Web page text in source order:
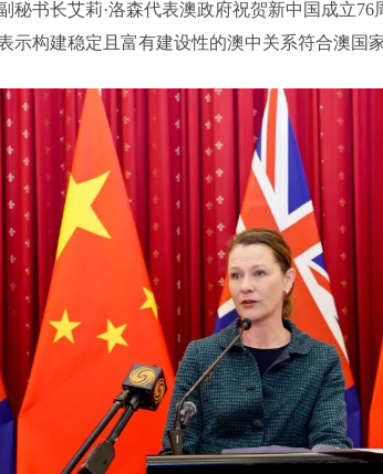
秘书长艾莉·洛森代表澳政府祝贺新中国成立76
示构建稳定且富有建设性的澳中关系符合澳国家